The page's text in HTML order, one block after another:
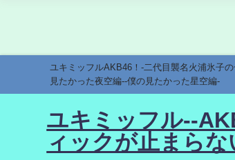
ユキミッフルAKB46！-二代目襲名火浦氷子
見たかった夜空編--僕の見たかった星空編-
ユキミッフル--
ィックが止まら